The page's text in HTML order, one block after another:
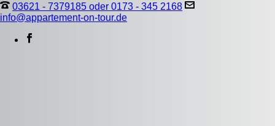
03621 - 7379185 oder 0173 - 345 2168
info@appartement-on-tour.de